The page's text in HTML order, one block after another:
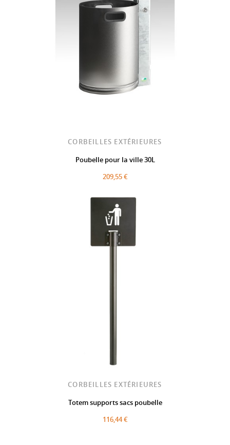
CORBEILLES EXTÉRIEURES
Poubelle pour la ville 30L
209,55 €
CORBEILLES EXTÉRIEURES
Totem supports sacs poubelle
116,44 €